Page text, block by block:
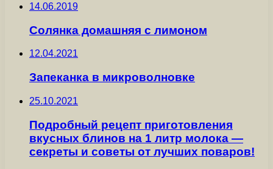
14.06.2019
Солянка домашняя с лимоном
12.04.2021
Запеканка в микроволновке
25.10.2021
Подробный рецепт приготовления
вкусных блинов на 1 литр молока —
секреты и советы от лучших поваров!